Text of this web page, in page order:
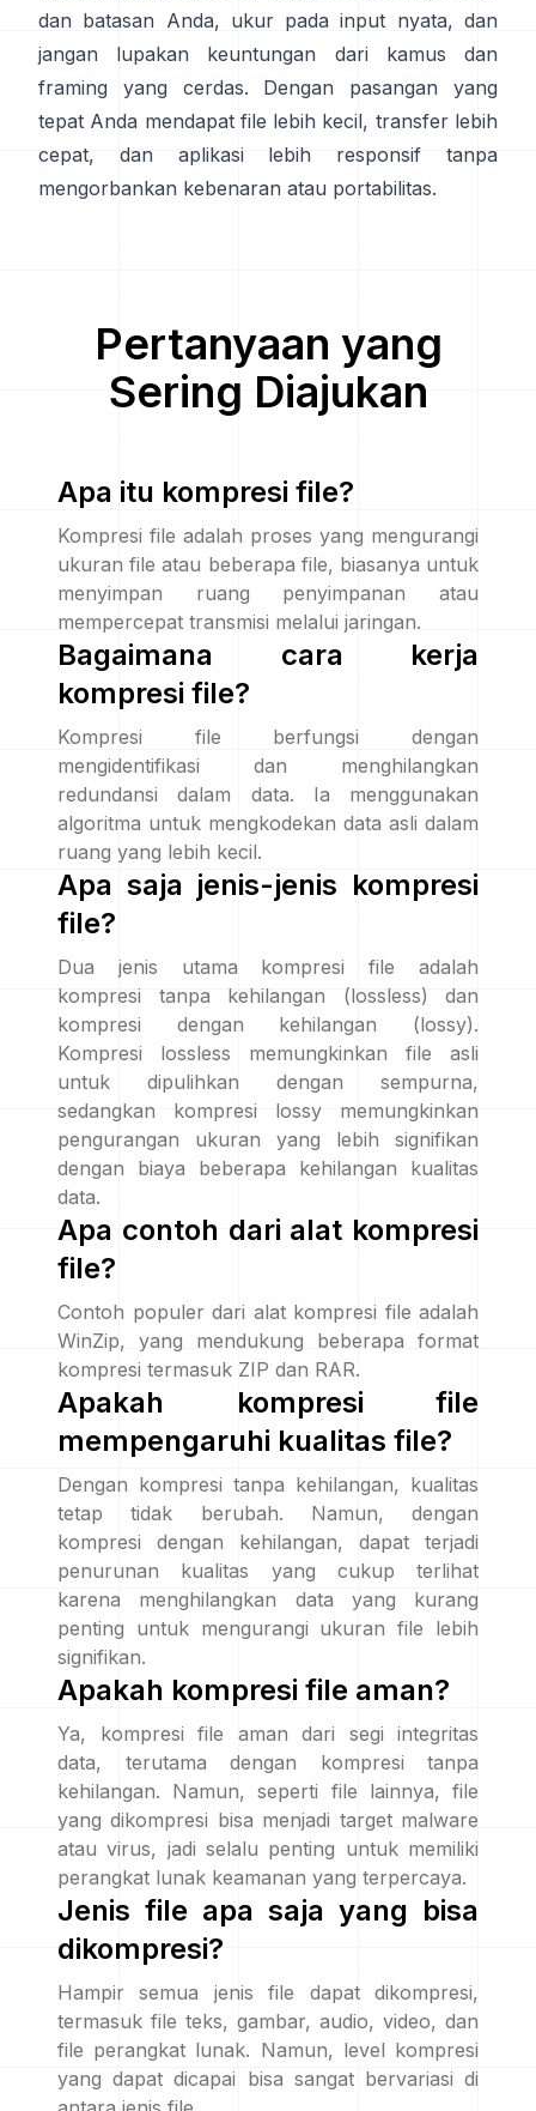
dan batasan Anda, ukur pada input nyata, dan
jangan lupakan keuntungan dari kamus dan
framing yang cerdas. Dengan pasangan yang
tepat Anda mendapat file lebih kecil, transfer lebih
cepat, dan aplikasi lebih responsif tanpa
mengorbankan kebenaran atau portabilitas.
Pertanyaan yang
Sering Diajukan
Apa itu kompresi file?
Kompresi file adalah proses yang mengurangi
ukuran file atau beberapa file, biasanya untuk
menyimpan ruang penyimpanan atau
mempercepat transmisi melalui jaringan.
Bagaimana cara kerja
kompresi file?
Kompresi file berfungsi dengan
mengidentifikasi dan menghilangkan
redundansi dalam data. Ia menggunakan
algoritma untuk mengkodekan data asli dalam
ruang yang lebih kecil.
Apa saja jenis-jenis kompresi
file?
Dua jenis utama kompresi file adalah
kompresi tanpa kehilangan (lossless) dan
kompresi dengan kehilangan (lossy).
Kompresi lossless memungkinkan file asli
untuk dipulihkan dengan sempurna,
sedangkan kompresi lossy memungkinkan
pengurangan ukuran yang lebih signifikan
dengan biaya beberapa kehilangan kualitas
data.
Apa contoh dari alat kompresi
file?
Contoh populer dari alat kompresi file adalah
WinZip, yang mendukung beberapa format
kompresi termasuk ZIP dan RAR.
Apakah kompresi file
mempengaruhi kualitas file?
Dengan kompresi tanpa kehilangan, kualitas
tetap tidak berubah. Namun, dengan
kompresi dengan kehilangan, dapat terjadi
penurunan kualitas yang cukup terlihat
karena menghilangkan data yang kurang
penting untuk mengurangi ukuran file lebih
signifikan.
Apakah kompresi file aman?
Ya, kompresi file aman dari segi integritas
data, terutama dengan kompresi tanpa
kehilangan. Namun, seperti file lainnya, file
yang dikompresi bisa menjadi target malware
atau virus, jadi selalu penting untuk memiliki
perangkat lunak keamanan yang terpercaya.
Jenis file apa saja yang bisa
dikompresi?
Hampir semua jenis file dapat dikompresi,
termasuk file teks, gambar, audio, video, dan
file perangkat lunak. Namun, level kompresi
yang dapat dicapai bisa sangat bervariasi di